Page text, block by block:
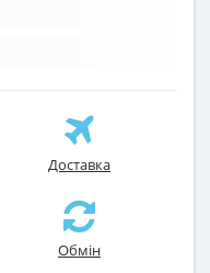
Доставка
Обмін